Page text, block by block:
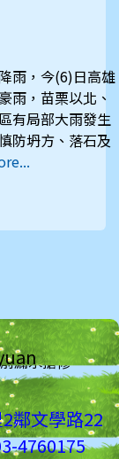
雨，今(6)日高雄
雨，苗栗以北、
有局部大雨發生
防坍方、落石及
漏水搶修。
鄰文學路22
4760175